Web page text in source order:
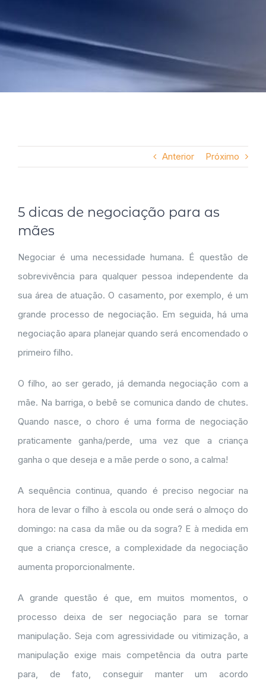
Anterior Próximo
5 dicas de negociação para as
mães
Negociar é uma necessidade humana. É questão de
sobrevivência para qualquer pessoa independente da
sua área de atuação. O casamento, por exemplo, é um
grande processo de negociação. Em seguida, há uma
negociação apara planejar quando será encomendado o
primeiro filho.
O filho, ao ser gerado, já demanda negociação com a
mãe. Na barriga, o bebê se comunica dando de chutes.
Quando nasce, o choro é uma forma de negociação
praticamente ganha/perde, uma vez que a criança
ganha o que deseja e a mãe perde o sono, a calma!
A sequência continua, quando é preciso negociar na
hora de levar o filho à escola ou onde será o almoço do
domingo: na casa da mãe ou da sogra? E à medida em
que a criança cresce, a complexidade da negociação
aumenta proporcionalmente.
A grande questão é que, em muitos momentos, o
processo deixa de ser negociação para se tornar
manipulação. Seja com agressividade ou vitimização, a
manipulação exige mais competência da outra parte
para, de fato, conseguir manter um acordo